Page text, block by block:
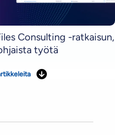
Consulting -ratkaisun,
työtä